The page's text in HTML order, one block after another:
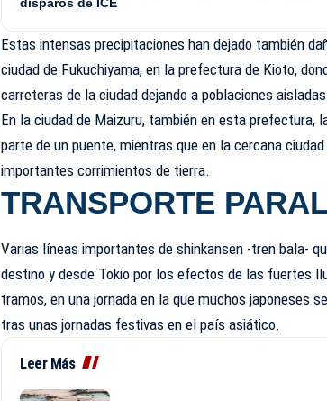
disparos de ICE
Estas intensas precipitaciones han dejado también
ciudad de Fukuchiyama, en la prefectura de Kioto,
carreteras de la ciudad dejando a poblaciones
En la ciudad de Maizuru, también en esta prefectura,
parte de un puente, mientras que en la cercana
importantes corrimientos de tierra.
TRANSPORTE
Varias líneas importantes de shinkansen -tren bala-
destino y desde Tokio por los efectos de las fuertes
tramos, en una jornada en la que muchos japoneses
tras unas jornadas festivas en el país asiático.
Leer Más